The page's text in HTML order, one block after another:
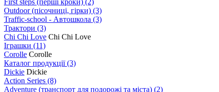
First steps (перші кроки) (2)
Outdoor (пісочниці, гірки) (3)
Traffic-school - Автошкола (3)
Трактори (3)
Chi Chi Love Chi Chi Love
Іграшки (11)
Corolle Corolle
Каталог продукції(3)
Dickie Dickie
Action Series (8)
Adventure (транспорт для подорожі та міста) (2)